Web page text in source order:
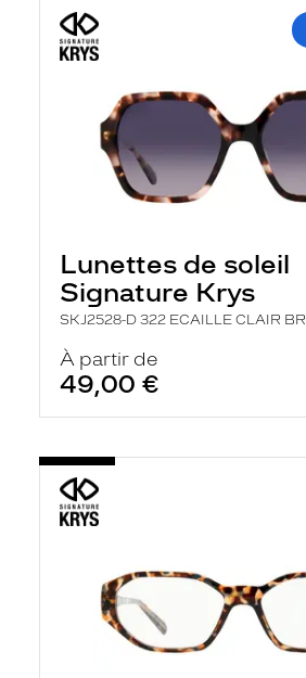
Lunettes de soleil
Signature Krys
SKJ2528-D 322 ECAILLE CLAIR BR
À partir de
49,00 €